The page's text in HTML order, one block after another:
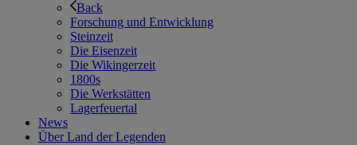
Back
Forschung und Entwicklung
Steinzeit
Die Eisenzeit
Die Wikingerzeit
1800s
Die Werkstätten
Lagerfeuertal
News
Über Land der Legenden